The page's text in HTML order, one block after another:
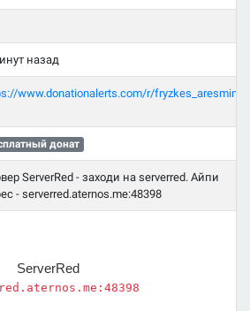
назад
www.donationalerts.com/r/fryzkes_aresmine
донат
ServerRed - заходи на serverred. Айпи
- serverred.aternos.me:48398
ServerRed